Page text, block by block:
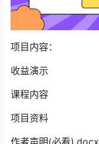
项目内容：
收益演示
课程内容
项目资料